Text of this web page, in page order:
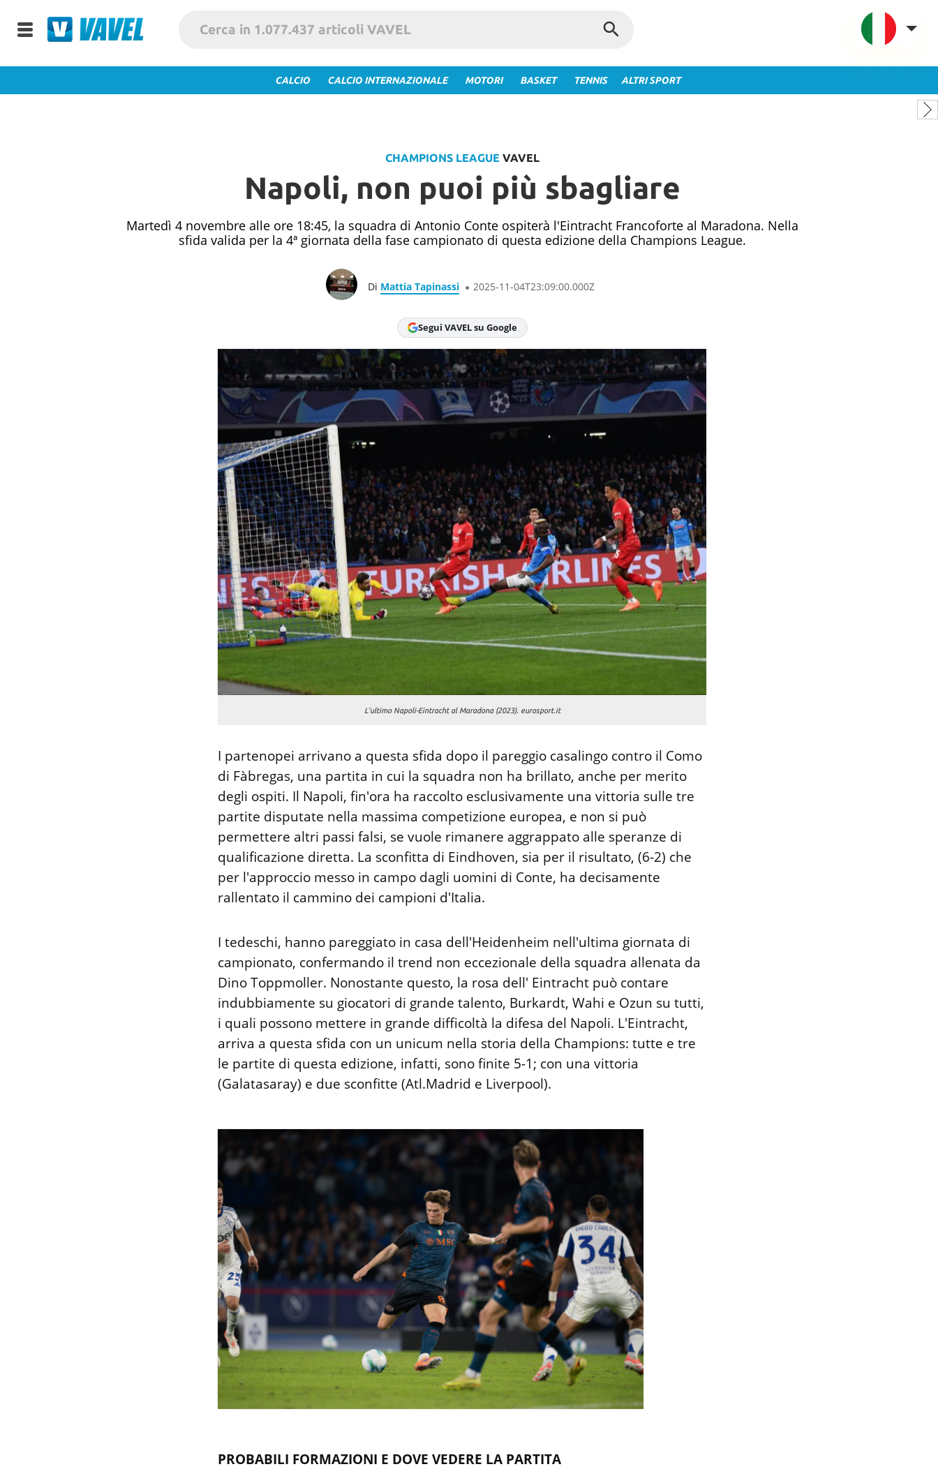
CALCIO CALCIO INTERNAZIONALE MOTORI BASKET TENNIS ALTRI SPORT
CHAMPIONS LEAGUEVAVEL
Napoli, non puoi più sbagliare
Martedì 4 novembre alle ore 18:45, la squadra di Antonio Conte ospiterà l'Eintracht Francoforte al Maradona. Nella
sfida valida per la 4ª giornata della fase campionato di questa edizione della Champions League.
Di Mattia Tapinassi 2025-11-04T23:09:00.000Z
Segui VAVEL su Google
L'ultimo Napoli-Eintracht al Maradona (2023). eurosport.it
I partenopei arrivano a questa sfida dopo il pareggio casalingo contro il Como
di Fàbregas, una partita in cui la squadra non ha brillato, anche per merito
degli ospiti. Il Napoli, fin'ora ha raccolto esclusivamente una vittoria sulle tre
partite disputate nella massima competizione europea, e non si può
permettere altri passi falsi, se vuole rimanere aggrappato alle speranze di
qualificazione diretta. La sconfitta di Eindhoven, sia per il risultato, (6-2) che
per l'approccio messo in campo dagli uomini di Conte, ha decisamente
rallentato il cammino dei campioni d'Italia.
I tedeschi, hanno pareggiato in casa dell'Heidenheim nell'ultima giornata di
campionato, confermando il trend non eccezionale della squadra allenata da
Dino Toppmoller. Nonostante questo, la rosa dell' Eintracht può contare
indubbiamente su giocatori di grande talento, Burkardt, Wahi e Ozun su tutti,
i quali possono mettere in grande difficoltà la difesa del Napoli. L'Eintracht,
arriva a questa sfida con un unicum nella storia della Champions: tutte e tre
le partite di questa edizione, infatti, sono finite 5-1; con una vittoria
(Galatasaray) e due sconfitte (Atl.Madrid e Liverpool).
PROBABILI FORMAZIONI E DOVE VEDERE LA PARTITA